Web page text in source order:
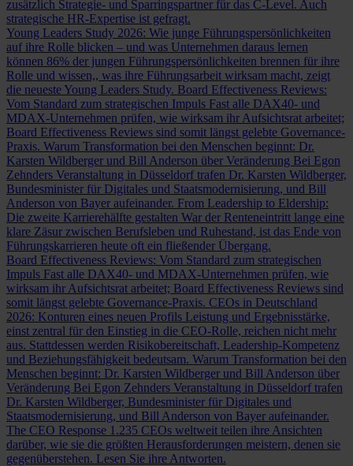
zusätzlich Strategie- und Sparringspartner für das C-Level. Auch
strategische HR-Expertise ist gefragt.
Young Leaders Study 2026: Wie junge Führungspersönlichkeiten
auf ihre Rolle blicken – und was Unternehmen daraus lernen
können 86% der jungen Führungspersönlichkeiten brennen für ihre
Rolle und wissen,, was ihre Führungsarbeit wirksam macht, zeigt
die neueste Young Leaders Study. Board Effectiveness Reviews:
Vom Standard zum strategischen Impuls Fast alle DAX40- und
MDAX-Unternehmen prüfen, wie wirksam ihr Aufsichtsrat arbeitet;
Board Effectiveness Reviews sind somit längst gelebte Governance-
Praxis. Warum Transformation bei den Menschen beginnt: Dr.
Karsten Wildberger und Bill Anderson über Veränderung Bei Egon
Zehnders Veranstaltung in Düsseldorf trafen Dr. Karsten Wildberger,
Bundesminister für Digitales und Staatsmodernisierung, und Bill
Anderson von Bayer aufeinander. From Leadership to Eldership:
Die zweite Karrierehälfte gestalten War der Renteneintritt lange eine
klare Zäsur zwischen Berufsleben und Ruhestand, ist das Ende von
Führungskarrieren heute oft ein fließender Übergang.
Board Effectiveness Reviews: Vom Standard zum strategischen
Impuls Fast alle DAX40- und MDAX-Unternehmen prüfen, wie
wirksam ihr Aufsichtsrat arbeitet; Board Effectiveness Reviews sind
somit längst gelebte Governance-Praxis. CEOs in Deutschland
2026: Konturen eines neuen Profils Leistung und Ergebnisstärke,
einst zentral für den Einstieg in die CEO-Rolle, reichen nicht mehr
aus. Stattdessen werden Risikobereitschaft, Leadership-Kompetenz
und Beziehungsfähigkeit bedeutsam. Warum Transformation bei den
Menschen beginnt: Dr. Karsten Wildberger und Bill Anderson über
Veränderung Bei Egon Zehnders Veranstaltung in Düsseldorf trafen
Dr. Karsten Wildberger, Bundesminister für Digitales und
Staatsmodernisierung, und Bill Anderson von Bayer aufeinander.
The CEO Response 1.235 CEOs weltweit teilen ihre Ansichten
darüber, wie sie die größten Herausforderungen meistern, denen sie
gegenüberstehen. Lesen Sie ihre Antworten.